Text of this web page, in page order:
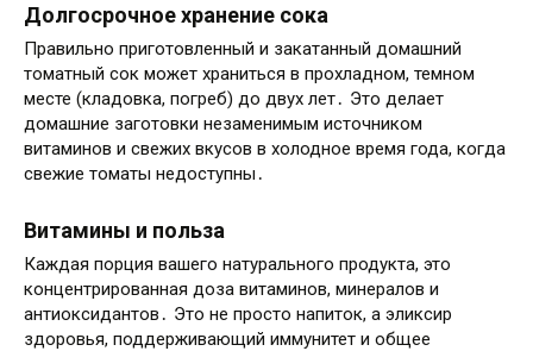
Долгосрочное хранение сока
Правильно приготовленный и закатанный домашний
томатный сок может храниться в прохладном, темном
месте (кладовка, погреб) до двух лет․ Это делает
домашние заготовки незаменимым источником
витаминов и свежих вкусов в холодное время года, когда
свежие томаты недоступны․
Витамины и польза
Каждая порция вашего натурального продукта, это
концентрированная доза витаминов, минералов и
антиоксидантов․ Это не просто напиток, а эликсир
здоровья, поддерживающий иммунитет и общее